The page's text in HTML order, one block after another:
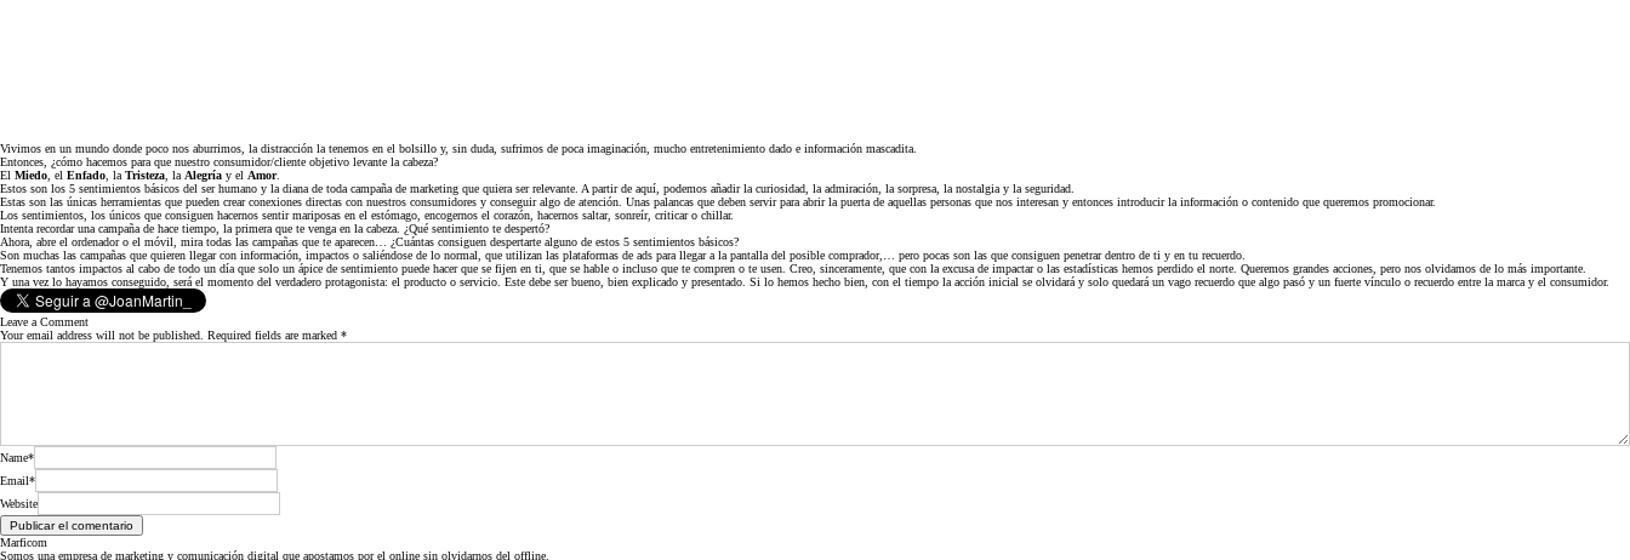
Vivimos en un mundo donde poco nos aburrimos, la distracción la tenemos en el bolsillo y, sin duda, sufrimos de poca imaginación, mucho entretenimiento dado e información mascadita.
Entonces, ¿cómo hacemos para que nuestro consumidor/cliente objetivo levante la cabeza?
El Miedo , el Enfado , la Tristeza , la Alegría y el Amor.
Estos son los 5 sentimientos básicos del ser humano y la diana de toda campaña de marketing que quiera ser relevante. A partir de aquí, podemos añadir la curiosidad, la admiración, la sorpresa, la nostalgia y la seguridad.
Estas son las únicas herramientas que pueden crear conexiones directas con nuestros consumidores y conseguir algo de atención. Unas palancas que deben servir para abrir la puerta de aquellas personas que nos interesan y entonces introducir la información o contenido que queremos promocionar.
Los sentimientos, los únicos que consiguen hacernos sentir mariposas en el estómago, encogernos el corazón, hacernos saltar, sonreír, criticar o chillar.
Intenta recordar una campaña de hace tiempo, la primera que te venga en la cabeza. ¿Qué sentimiento te despertó?
Ahora, abre el ordenador o el móvil, mira todas las campañas que te aparecen… ¿Cuántas consiguen despertarte alguno de estos 5 sentimientos básicos?
Son muchas las campañas que quieren llegar con información, impactos o saliéndose de lo normal, que utilizan las plataformas de ads para llegar a la pantalla del posible comprador,… pero pocas son las que consiguen penetrar dentro de ti y en tu recuerdo.
Tenemos tantos impactos al cabo de todo un día que solo un ápice de sentimiento puede hacer que se fijen en ti, que se hable o incluso que te compren o te usen. Creo, sinceramente, que con la excusa de impactar o las estadísticas hemos perdido el norte. Queremos grandes acciones, pero nos olvidamos de lo más importante.
Y una vez lo hayamos conseguido, será el momento del verdadero protagonista: el producto o servicio. Este debe ser bueno, bien explicado y presentado. Si lo hemos hecho bien, con el tiempo la acción inicial se olvidará y solo quedará un vago recuerdo que algo pasó y un fuerte vínculo o recuerdo entre la marca y el consumidor.
Leave a Comment
Your email address will not be published. Required fields are marked *
Name*
Email*
Website
Marficom
Somos una empresa de marketing y comunicación digital que apostamos por el online sin olvidarnos del offline.